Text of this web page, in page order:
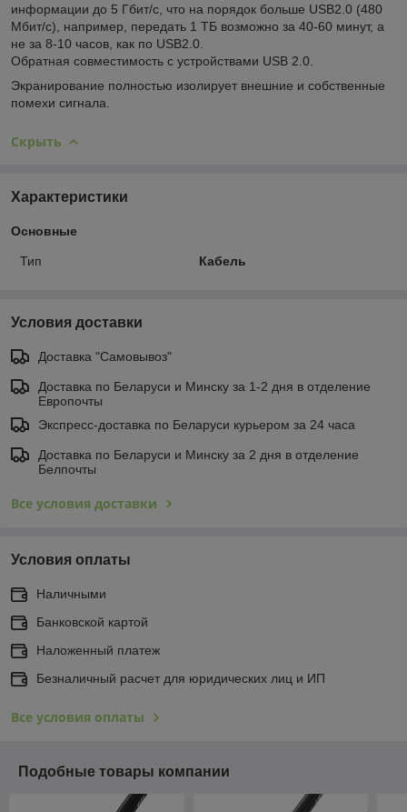
информации до 5 Гбит/с, что на порядок больше USB2.0 (480
Мбит/с), например, передать 1 ТБ возможно за 40-60 минут, а
не за 8-10 часов, как по USB2.0.
Обратная совместимость с устройствами USB 2.0.
Экранирование полностью изолирует внешние и собственные
помехи сигнала.
Скрыть
Характеристики
Основные
Тип Кабель
Условия доставки
Доставка "Самовывоз"
Доставка по Беларуси и Минску за 1-2 дня в отделение
Европочты
Экспресс-доставка по Беларуси курьером за 24 часа
Доставка по Беларуси и Минску за 2 дня в отделение
Белпочты
Все условия доставки
Условия оплаты
Наличными
Банковской картой
Наложенный платеж
Безналичный расчет для юридических лиц и ИП
Все условия оплаты
Подобные товары компании